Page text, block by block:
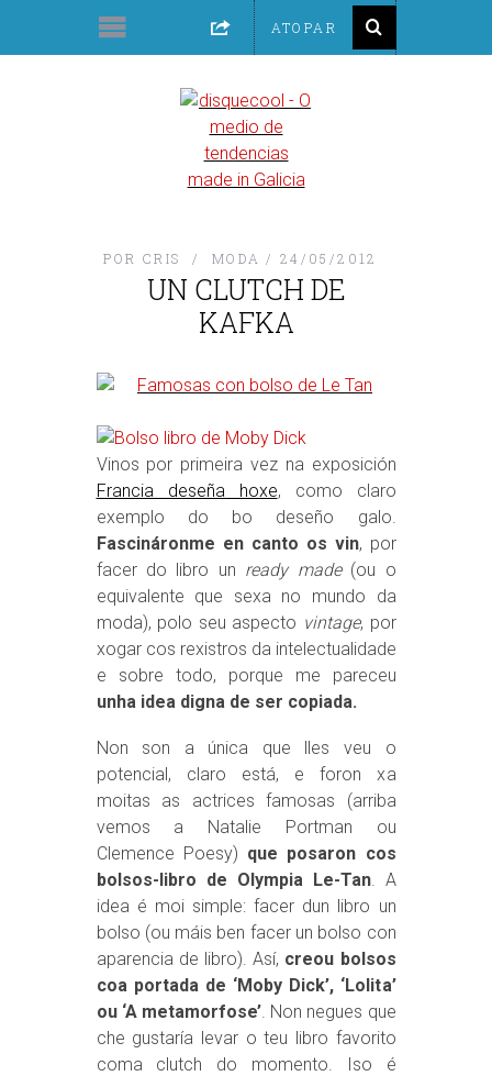
POR CRIS MODA 24/05/2012
UN CLUTCH DE
KAFKA
Vinos por primeira vez na exposición
Francia deseña hoxe, como claro
exemplo do bo deseño galo.
Fascináronme en canto os vin, por
facer do libro un ready made(ou o
equivalente que sexa no mundo da
moda), polo seu aspecto vintage, por
xogar cos rexistros da intelectualidade
e sobre todo, porque me pareceu
unha idea digna de ser copiada.
Non son a única que lles veu o
potencial, claro está, e foron xa
moitas as actrices famosas (arriba
vemos a Natalie Portman ou
Clemence Poesy) que posaron cos
bolsos-libro de Olympia Le-Tan. A
idea é moi simple: facer dun libro un
bolso (ou máis ben facer un bolso con
aparencia de libro). Así, creou bolsos
coa portada de ‘Moby Dick’, ‘Lolita’
ou ‘A metamorfose’. Non negues que
che gustaría levar o teu libro favorito
coma clutch do momento. Iso é